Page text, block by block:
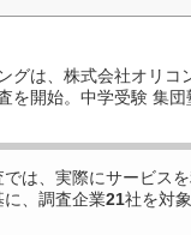
グは、株式会社オリ
を開始。中学受験 集
は、実際にサービス
、調査企業21社を対